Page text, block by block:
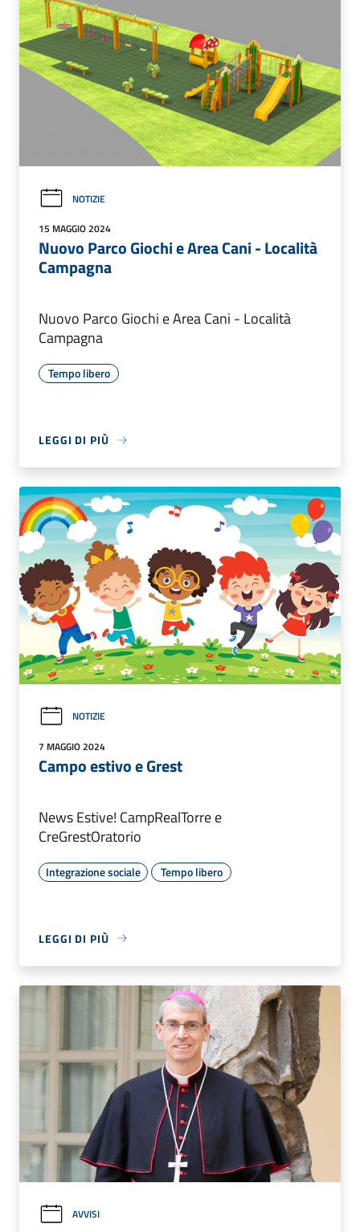
NOTIZIE
15 MAGGIO 2024
Nuovo Parco Giochi e Area Cani - Località
Campagna
Nuovo Parco Giochi e Area Cani - Località
Campagna
Tempo libero
LEGGI DI PIÙ
NOTIZIE
7 MAGGIO 2024
Campo estivo e Grest
News Estive! CampRealTorre e
CreGrestOratorio
Integrazione sociale Tempo libero
LEGGI DI PIÙ
AVVISI